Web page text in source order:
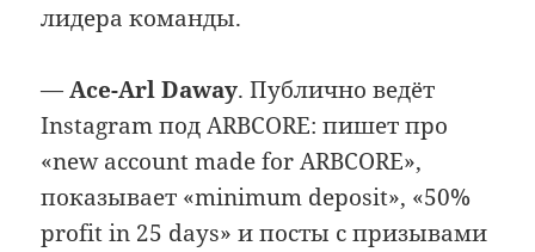
лидера команды.
—Ace-Arl Daway. Публично ведёт
Instagram под ARBCORE: пишет про
«new account made for ARBCORE»,
показывает «minimum deposit», «50%
profit in 25 days» и посты с призывами